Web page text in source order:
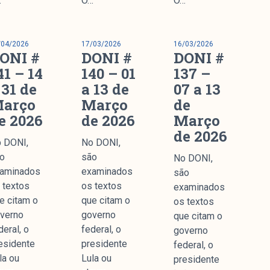
História
Mídia
Parceria
2026
#
– 14
de
2026
DONI,
textos
citam o
o
ou
17/03/2026
DONI #
140 – 01
a 13 de
Março
de 2026
No DONI,
são
examinados
os textos
que citam o
governo
federal, o
presidente
Lula ou
16/03/2026
DONI #
137 –
07 a 13
de
Março
de 2026
No DONI,
são
examinados
os textos
que citam o
governo
federal, o
presidente